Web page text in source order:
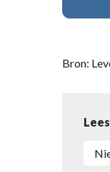
Bron: